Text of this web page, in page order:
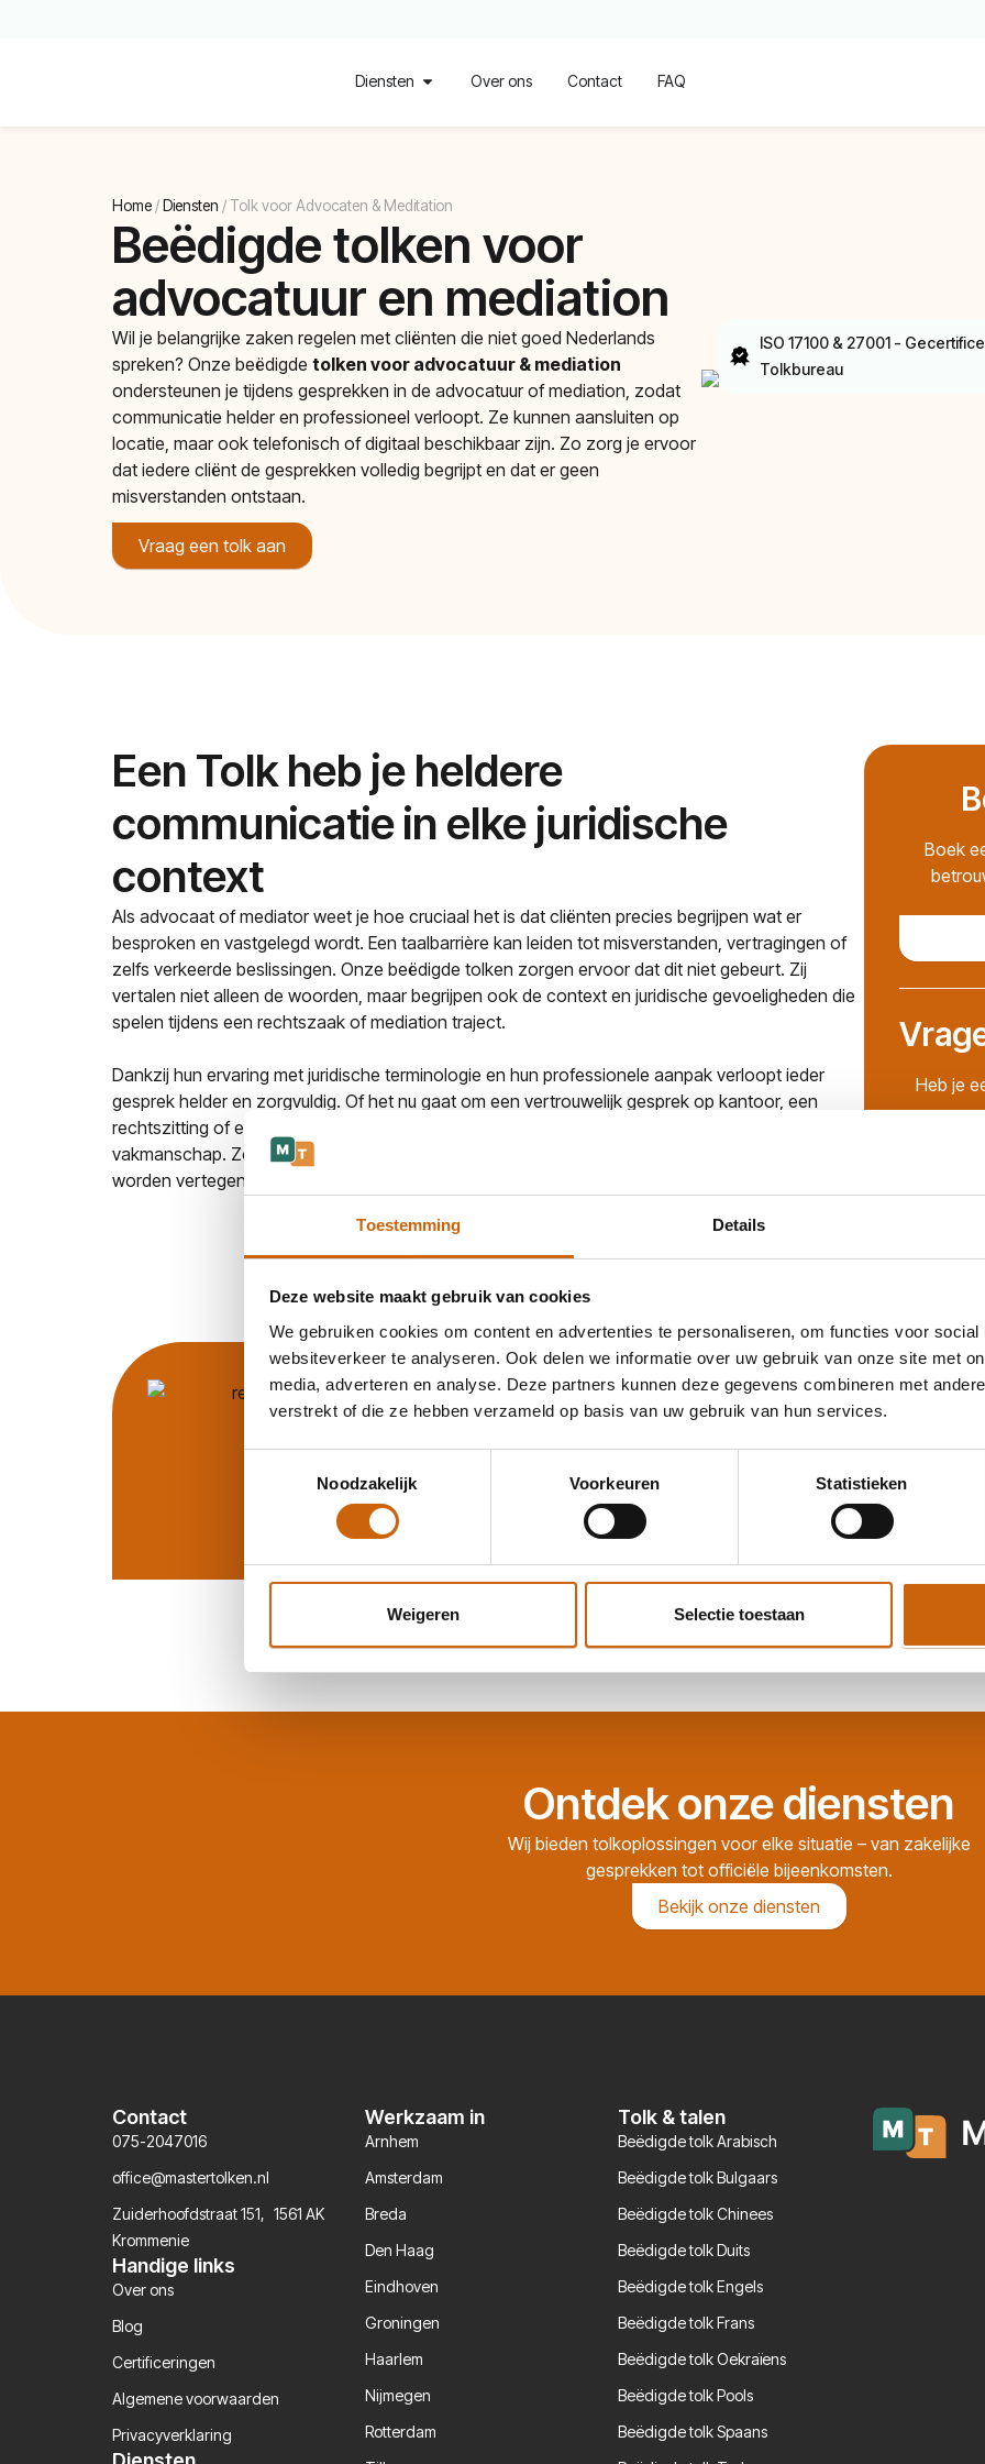
Toestemming Details
Deze website maakt gebruik van cookies
We gebruiken cookies om content en advertenties te personaliseren, om functies voor social
websiteverkeer te analyseren. Ook delen we informatie over uw gebruik van onze site met
media, adverteren en analyse. Deze partners kunnen deze gegevens combineren met
verstrekt of die ze hebben verzameld op basis van uw gebruik van hun services.
Noodzakelijk
Voorkeuren Statistieken
Weigeren Selectie toestaan
Diensten Over ons Contact FAQ
Home / Diensten / Tolk voor Advocaten & Meditation
Beëdigde tolken voor
advocatuur en mediation
Wil je belangrijke zaken regelen met cliënten die niet goed Nederlands
spreken? Onze beëdigde tolken voor advocatuur & mediation
ondersteunen je tijdens gesprekken in de advocatuur of mediation, zodat
communicatie helder en professioneel verloopt. Ze kunnen aansluiten op
locatie, maar ook telefonisch of digitaal beschikbaar zijn. Zo zorg je ervoor
dat iedere cliënt de gesprekken volledig begrijpt en dat er geen
misverstanden ontstaan.
Vraag een tolk aan
ISO 17100 & 27001 -
Tolkbureau
Een Tolk heb je heldere
communicatie in elke juridische
context
Als advocaat of mediator weet je hoe cruciaal het is dat cliënten precies begrijpen wat er
besproken en vastgelegd wordt. Een taalbarrière kan leiden tot misverstanden, vertragingen of
zelfs verkeerde beslissingen. Onze beëdigde tolken zorgen ervoor dat dit niet gebeurt. Zij
vertalen niet alleen de woorden, maar begrijpen ook de context en juridische gevoeligheden die
spelen tijdens een rechtszaak of mediation traject.
Dankzij hun ervaring met juridische terminologie en hun professionele aanpak verloopt ieder
gesprek helder en zorgvuldig. Of het nu gaat om een vertrouwelijk gesprek op kantoor, een
rechtszitting of een bemiddelingsgesprek: je kunt rekenen op discretie, betrouwbaarheid en
vakmanschap. Zo bied je jouw cliënten de zekerheid dat hun belangen volledig en correct
worden vertegenwoordigd, zonder dat taal een barrière vormt.
Boek
Heb je
“Koen is tevreden
MasterTolken.”
Goede ervaring met MasterTolken. Ze
tolken voor uiteenlopende situaties.
prettig samenwerkt — waardevol voor
Ontdek onze diensten
Wij bieden tolkoplossingen voor elke situatie – van zakelijke
gesprekken tot officiële bijeenkomsten.
Bekijk onze diensten
Contact
075-2047016
office@mastertolken.nl
Zuiderhoofdstraat 151, 1561 AK
Krommenie
Handige links
Over ons
Blog
Certificeringen
Algemene voorwaarden
Privacyverklaring
Werkzaam in
Arnhem
Amsterdam
Breda
Den Haag
Eindhoven
Groningen
Haarlem
Nijmegen
Rotterdam
Tolk & talen
Beëdigde tolk Arabisch
Beëdigde tolk Bulgaars
Beëdigde tolk Chinees
Beëdigde tolk Duits
Beëdigde tolk Engels
Beëdigde tolk Frans
Beëdigde tolk Oekraïens
Beëdigde tolk Pools
Beëdigde tolk Spaans